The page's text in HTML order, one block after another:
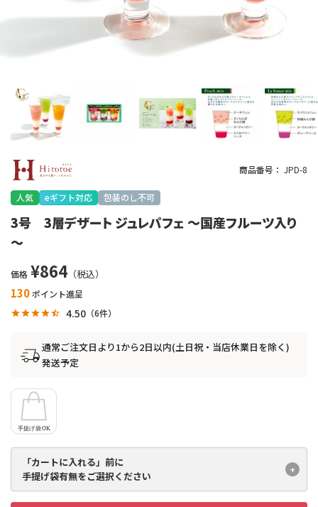
商品番号 JPD-8
人気 eギフト対応 包装のし不可
3号 3層デザート ジュレパフェ ～国産フルーツ入り
～
価格 ¥864
130ポイント進呈
4.50 6
通常ご注文日より1から2日以内(土日祝・当店休業日を除く)
発送予定
「カートに入れる」前に
手提げ袋有無をご選択ください